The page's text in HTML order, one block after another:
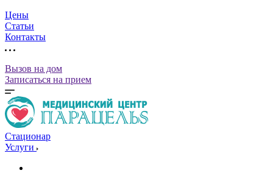
Цены
Статьи
Контакты
Вызов на дом
Записаться на прием
Стационар
Услуги